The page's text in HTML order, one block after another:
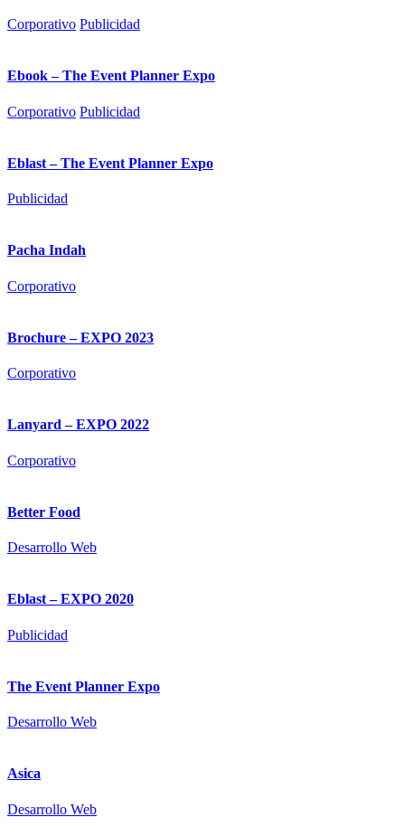
Corporativo Publicidad
Ebook – The Event Planner Expo
Corporativo Publicidad
Eblast – The Event Planner Expo
Publicidad
Pacha Indah
Corporativo
Brochure – EXPO 2023
Corporativo
Lanyard – EXPO 2022
Corporativo
Better Food
Desarrollo Web
Eblast – EXPO 2020
Publicidad
The Event Planner Expo
Desarrollo Web
Asica
Desarrollo Web